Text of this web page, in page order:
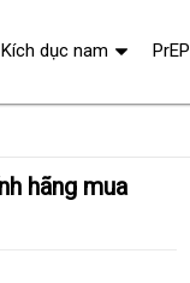
Kích dục nam PrEP